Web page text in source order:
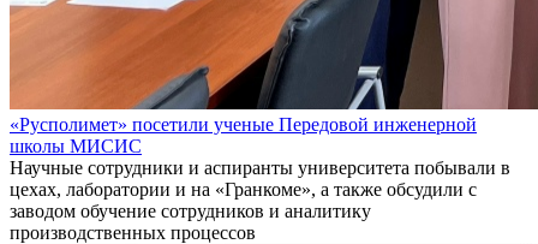
«Русполимет» посетили ученые Передовой инженерной
школы МИСИС
Научные сотрудники и аспиранты университета побывали в
цехах, лаборатории и на «Гранкоме», а также обсудили с
заводом обучение сотрудников и аналитику
производственных процессов